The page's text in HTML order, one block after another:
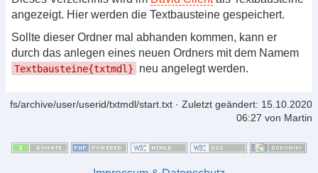
angezeigt. Hier werden die Textbausteine gespeichert.
Sollte dieser Ordner mal abhanden kommen, kann er
durch das anlegen eines neuen Ordners mit dem Namem
Textbausteine{txtmdl} neu angelegt werden.
fs/archive/user/userid/txtmdl/start.txt · Zuletzt geändert: 15.10.2020
06:27 von Martin